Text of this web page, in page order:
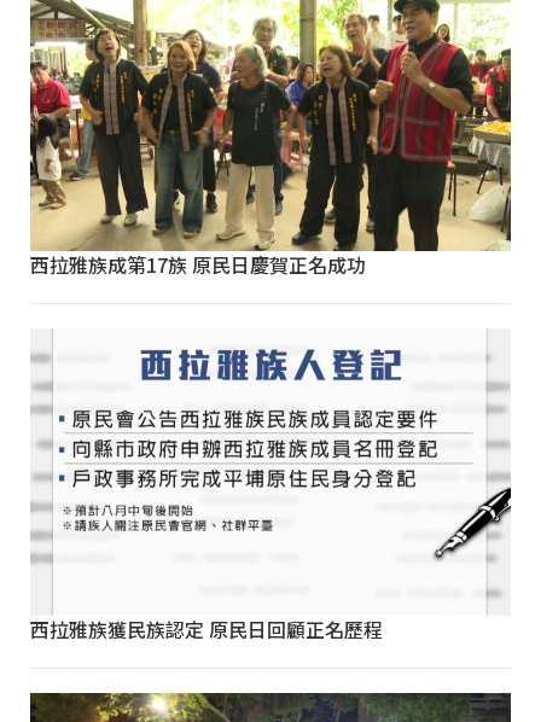
西拉雅族成第17族 原民日慶賀正名成功
西拉雅族獲民族認定 原民日回顧正名歷程